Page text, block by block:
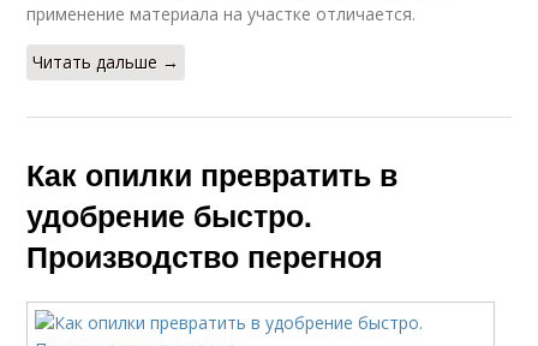
применение материала на участке отличается.
Читать дальше →
Как опилки превратить в
удобрение быстро.
Производство перегноя